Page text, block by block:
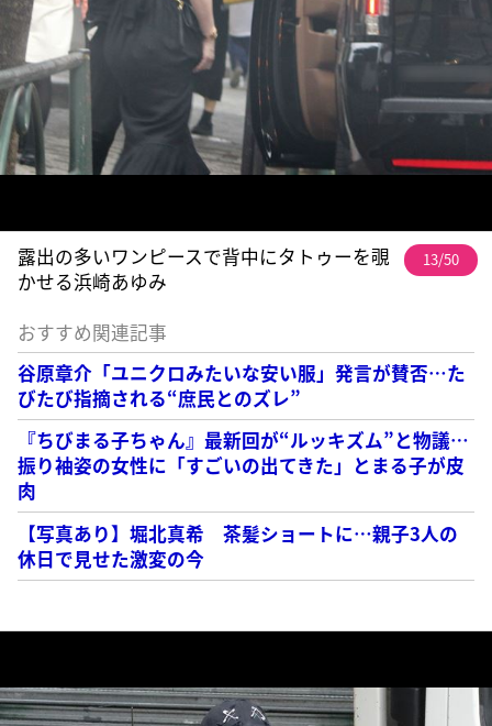
露出の多いワンピースで背中にタトゥーを覗
かせる浜崎あゆみ
13/50
おすすめ関連記事
谷原章介「ユニクロみたいな安い服」発言が賛否…た
びたび指摘される“庶民とのズレ”
『ちびまる子ちゃん』最新回が“ルッキズム”と物議…
振り袖姿の女性に「すごいの出てきた」とまる子が皮
肉
【写真あり】堀北真希 茶髪ショートに…親子3人の
休日で見せた激変の今